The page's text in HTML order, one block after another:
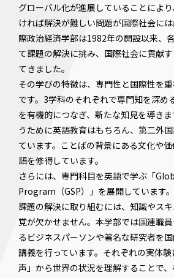
グローバル化が進展していることによ
ければ解決が難しい問題が国際社会に
際政治経済学部は1982年の開設以来、
て課題の解決に挑み、国際社会に貢献
てきました。
その学びの特徴は、専門性と国際性を
です。3学科のそれぞれで専門知を深め
を有機的につなぎ、新たな知見を導き
うために英語教育はもちろん、第二外
ています。ことばの背景にある文化や
語を修得しています。
さらには、専門科目を英語で学ぶ「
Program（GSP）」を展開しています
課題の解決に取り組むには、知識やス
覚が欠かせません。本学部では国連職
るビジネスパーソンや著名な研究者を
講義を行っています。それぞれの実体
声」から世界の状況を理解することで